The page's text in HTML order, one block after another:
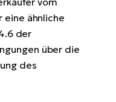
eine ähnliche
der
über die
des